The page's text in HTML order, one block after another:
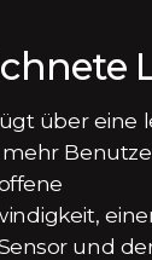
über eine
mehr
und